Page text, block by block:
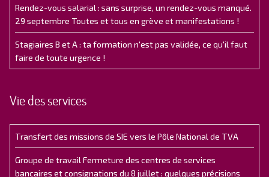
Rendez-vous salarial : sans surprise, un rendez-vous manqué.
29 septembre Toutes et tous en grève et manifestations !
Stagiaires B et A : ta formation n'est pas validée, ce qu'il faut
faire de toute urgence !
Vie des services
Transfert des missions de SIE vers le Pôle National de TVA
Groupe de travail Fermeture des centres de services
bancaires et consignations du 8 juillet : quelques précisions